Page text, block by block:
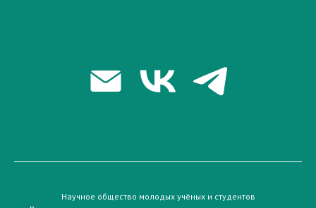
Научное общество молодых учёных и студентов